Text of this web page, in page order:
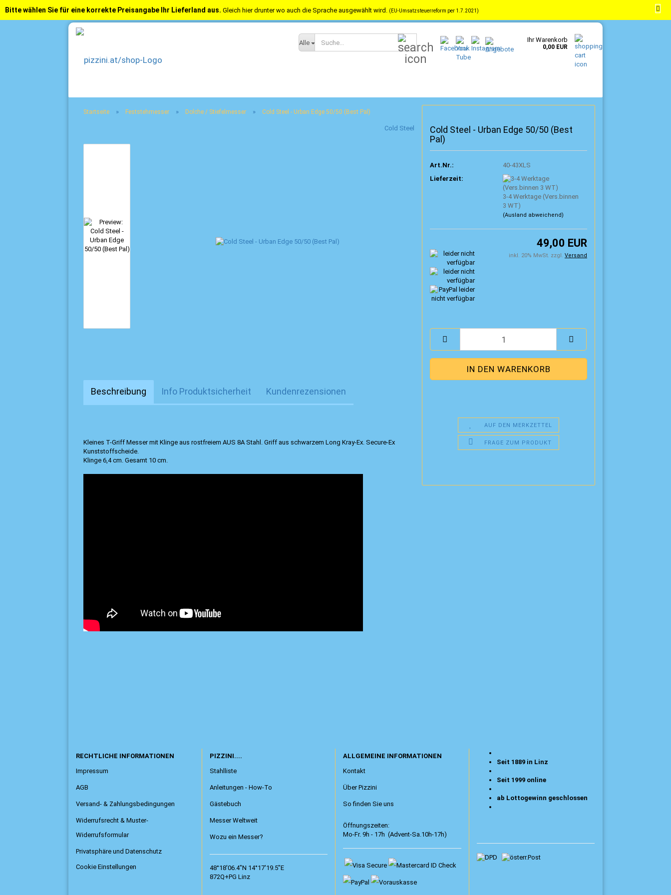
Versandkostenfrei in Österreich ab 100,-- / nach Deutschland ab 150,--
Alle Ihr Warenkorb
0,00 EUR
Bitte wählen Sie für eine korrekte Preisangabe Ihr Lieferland aus. Gleich hier drunter wo auch die Sprache ausgewählt wird. (EU-Umsatzsteuerreform per 1.7.2021)
Startseite » Feststehmesser » Dolche / Stiefelmesser » Cold Steel - Urban Edge 50/50 (Best Pal)
Cold Steel
Cold Steel - Urban Edge 50/50 (Best
Pal)
Art.Nr.:
40-43XLS
Lieferzeit:
3-4 Werktage (Vers.binnen
3 WT)
(Ausland abweichend)
49,00 EUR
inkl. 20% MwSt. zzgl. Versand
AUF DEN MERKZETTEL
FRAGE ZUM PRODUKT
Beschreibung Info Produktsicherheit Kundenrezensionen
Kleines T-Griff Messer mit Klinge aus rostfreiem AUS 8A Stahl. Griff aus schwarzem Long Kray-Ex. Secure-Ex
Kunststoffscheide.
Klinge 6,4 cm. Gesamt 10 cm.
RECHTLICHE INFORMATIONEN
Impressum
AGB
Versand- & Zahlungsbedingungen
Widerrufsrecht & Muster-
Widerrufsformular
Privatsphäre und Datenschutz
Cookie Einstellungen
PIZZINI....
Stahlliste
Anleitungen - How-To
Gästebuch
Messer Weltweit
Wozu ein Messer?
48°18'06.4"N 14°17'19.5"E
872Q+PG Linz
ALLGEMEINE INFORMATIONEN
Kontakt
Über Pizzini
So finden Sie uns
Öffnungszeiten:
Mo-Fr. 9h - 17h (Advent-Sa.10h-17h)
Seit 1889 in Linz
Seit 1999 online
ab Lottogewinn geschlossen